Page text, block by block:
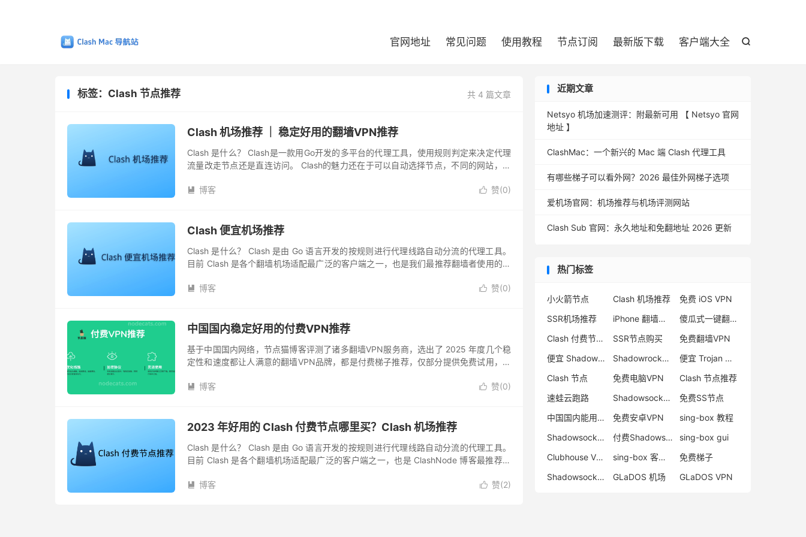

官网地址 常见问题 使用教程 节点订阅 最新版下载 客户端大全
共 4 篇文章
标签：Clash 节点推荐
Clash 机场推荐 ｜ 稳定好用的翻墙VPN推荐
Clash 是什么？ Clash是一款用Go开发的多平台的代理工具，使用规则判定来决定代理
流量改走节点还是直连访问。 Clash的魅力还在于可以自动选择节点，不同的网站，在
 赞(0)
 博客
Clash 便宜机场推荐
Clash 是什么？ Clash 是由 Go 语言开发的按规则进行代理线路自动分流的代理工具。
目前 Clash 是各个翻墙机场适配最广泛的客户端之一，也是我们最推荐翻墙者使用的翻
 赞(0)
 博客
中国国内稳定好用的付费VPN推荐
基于中国国内网络，节点猫博客评测了诸多翻墙VPN服务商，选出了 2025 年度几个稳
定性和速度都让人满意的翻墙VPN品牌，都是付费梯子推荐，仅部分提供免费试用，供
 赞(0)
 博客
2023 年好用的 Clash 付费节点哪里买？Clash 机场推荐
Clash 是什么？ Clash 是由 Go 语言开发的按规则进行代理线路自动分流的代理工具。
目前 Clash 是各个翻墙机场适配最广泛的客户端之一，也是 ClashNode 博客最推荐翻
 赞(2)
 博客
近期文章
Netsyo 机场加速测评：附最新可用 【 Netsyo 官网
地址 】
ClashMac：一个新兴的 Mac 端 Clash 代理工具
有哪些梯子可以看外网？2026 最佳外网梯子选项
爱机场官网：机场推荐与机场评测网站
Clash Sub 官网：永久地址和免翻地址 2026 更新
热门标签
小火箭节点 Clash 机场推荐
免费 iOS VPN
SSR机场推荐
iPhone 翻墙代理软件
傻瓜式一键翻墙VPN客户端
Clash 付费节点购买
SSR节点购买
免费翻墙VPN
便宜 Shadowsocks 购买
Shadowrocket 地址
便宜 Trojan 购买
Clash 节点
免费电脑VPN
Clash 节点推荐
速蛙云跑路
Shadowsocks 付费节点
免费SS节点
中国国内能用的翻墙VPN推荐
免费安卓VPN
sing-box 教程
Shadowsocks 节点哪里买
付费Shadowsocks推荐
sing-box gui
Clubhouse VPN
sing-box 客户端配置
免费梯子
Shadowsocks 服务器
GLaDOS 机场 GLaDOS VPN